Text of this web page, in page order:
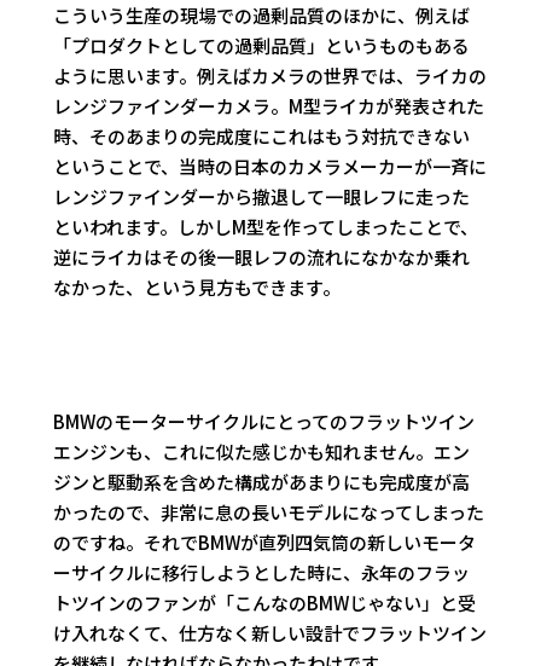
こういう生産の現場での過剰品質のほかに、例えば
「プロダクトとしての過剰品質」というものもある
ように思います。例えばカメラの世界では、ライカの
レンジファインダーカメラ。M型ライカが発表された
時、そのあまりの完成度にこれはもう対抗できない
ということで、当時の日本のカメラメーカーが一斉に
レンジファインダーから撤退して一眼レフに走った
といわれます。しかしM型を作ってしまったことで、
逆にライカはその後一眼レフの流れになかなか乗れ
なかった、という見方もできます。
BMWのモーターサイクルにとってのフラットツイン
エンジンも、これに似た感じかも知れません。エン
ジンと駆動系を含めた構成があまりにも完成度が高
かったので、非常に息の長いモデルになってしまった
のですね。それでBMWが直列四気筒の新しいモータ
ーサイクルに移行しようとした時に、永年のフラッ
トツインのファンが「こんなのBMWじゃない」と受
け入れなくて、仕方なく新しい設計でフラットツイン